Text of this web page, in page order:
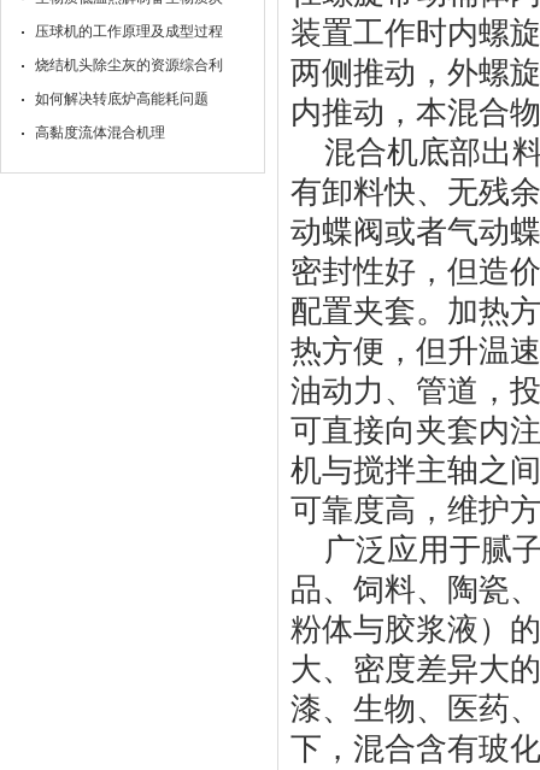
压球机的工作原理及成型过程
烧结机头除尘灰的资源综合利
如何解决转底炉高能耗问题
高黏度流体混合机理
装置工作时内螺
两侧推动，外螺
内推动，本混合
混合机底部出
有卸料快、无残
动蝶阀或者气动
密封性好，但造
配置夹套。加热
热方便，但升温
油动力、管道，
可直接向夹套内
机与搅拌主轴之
可靠度高，维护
广泛应用于腻
品、饲料、陶瓷
粉体与胶浆液）
大、密度差异大
漆、生物、医药
下，混合含有玻